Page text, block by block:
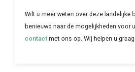
Wilt u meer weten over deze
benieuwd naar de mogelijkheden voor
contact met ons op. Wij helpen u